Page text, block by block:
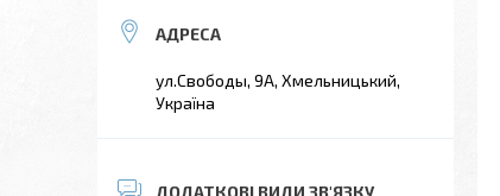
ул.Свободы, 9А, Хмельницький,
Україна